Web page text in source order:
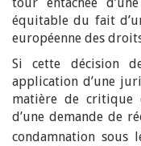
équitable du fait
européenne des
Si cette décision
application d’une
matière de critique
d’une demande de
condamnation sous